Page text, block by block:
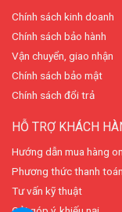
Chính sách kinh doanh
Chính sách bảo hành
Vận chuyển, giao nhận
Chính sách bảo mật
Chính sách đổi trả
HỖ TRỢ KHÁCH
Hướng dẫn mua hàng
Phương thức thanh toán
Tư vấn kỹ thuật